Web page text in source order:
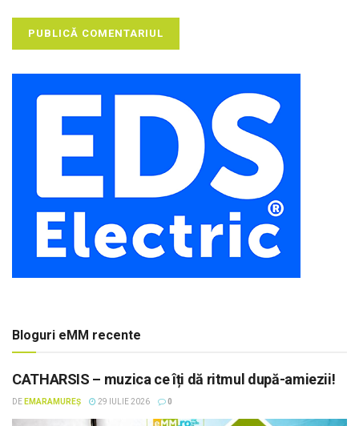
Bloguri eMM recente
CATHARSIS – muzica ce îți dă ritmul după-amiezii!
DE EMARAMUREȘ 29 IULIE 2026 0